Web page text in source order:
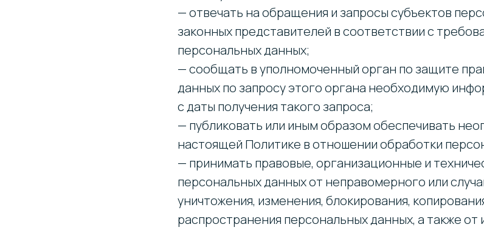
— отвечать на обращения и запросы субъектов
законных представителей в соответствии с
персональных данных;
— сообщать в уполномоченный орган по защите
данных по запросу этого органа необходимую
с даты получения такого запроса;
— публиковать или иным образом обеспечивать
настоящей Политике в отношении обработки
— принимать правовые, организационные и
персональных данных от неправомерного или
уничтожения, изменения, блокирования,
распространения персональных данных, а также